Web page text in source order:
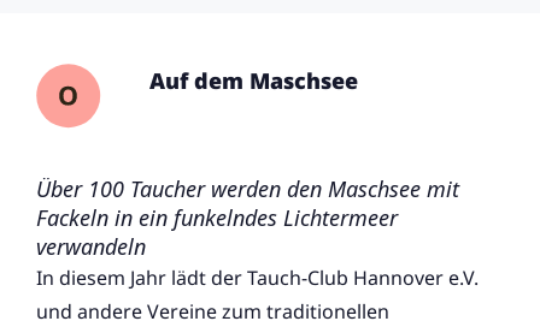
Auf dem Maschsee
Über 100 Taucher werden den Maschsee mit
Fackeln in ein funkelndes Lichtermeer
verwandeln
In diesem Jahr lädt der Tauch-Club Hannover e.V.
und andere Vereine zum traditionellen